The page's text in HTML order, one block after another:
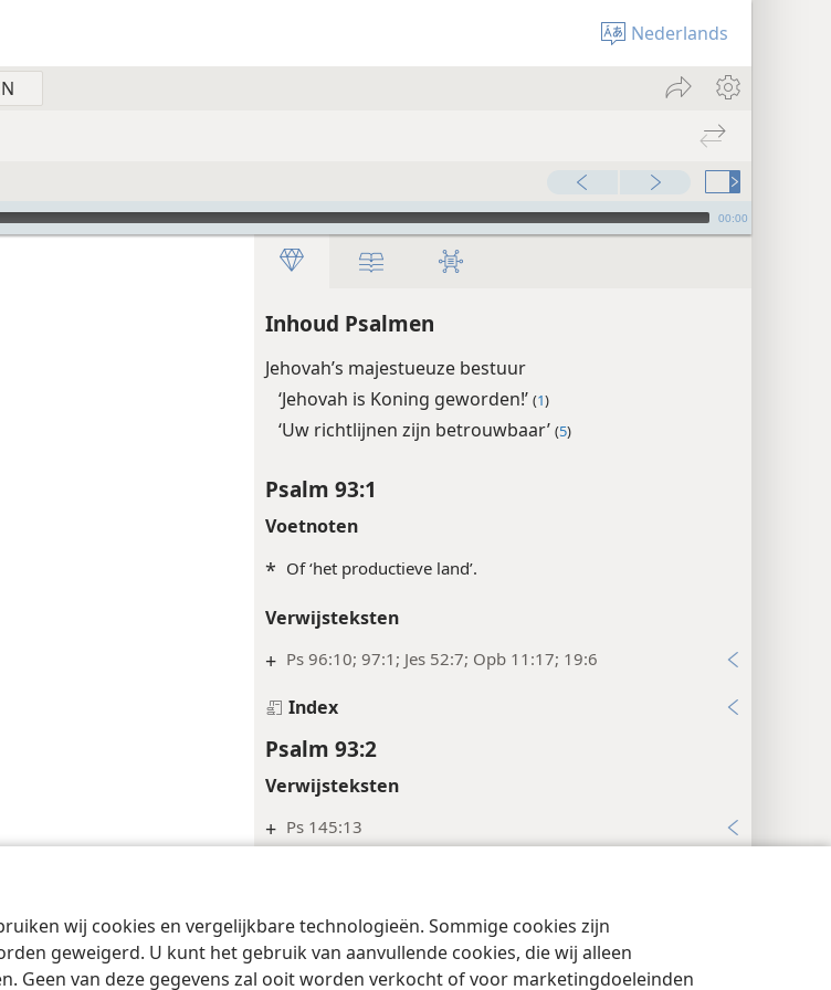
wij cookies en vergelijkbare technologieën. Sommige cookies zijn
geweigerd. U kunt het gebruik van aanvullende cookies, die wij alleen
Geen van deze gegevens zal ooit worden verkocht of voor marketingdoeleinden
Nederlands
00:00
Inhoud Psalmen
Jehovah’s majestueuze bestuur
‘Jehovah is Koning geworden!’ (1)
‘Uw richtlijnen zijn betrouwbaar’ (5)
Psalm 93:1
Voetnoten
* Of ‘het productieve land’.
Verwijsteksten
+ Ps 96:10; 97:1; Jes 52:7; Opb 11:17; 19:6
Index
Psalm 93:2
Verwijsteksten
+ Ps 145:13
Index
Psalm 93:3
Gebruiksvoorwaarden Privacybeleid Privacyinstellingen JW.ORG Inloggen